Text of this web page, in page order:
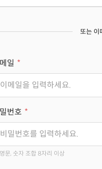
또는 이
일
번호
영문, 숫자 조합 8자리 이상